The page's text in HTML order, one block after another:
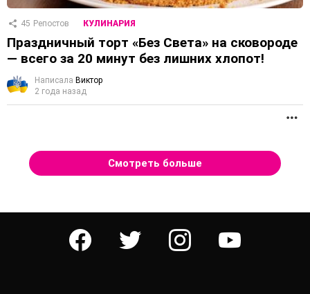
45 Репостов КУЛИНАРИЯ
Праздничный торт «Без Света» на сковороде
— всего за 20 минут без лишних хлопот!
Написала Виктор
2 года назад
Смотреть больше
facebook twitter instagram